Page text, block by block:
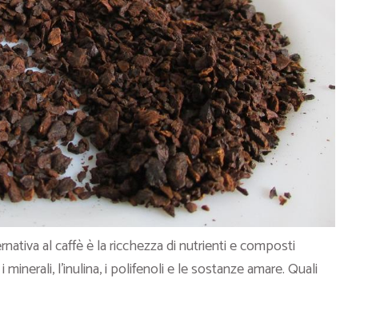
al caffè è la ricchezza di nutrienti e composti
l’inulina, i polifenoli e le sostanze amare. Quali